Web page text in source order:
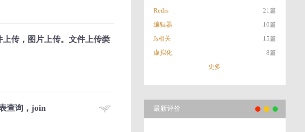
上传，图片上传。文件上传类
查询，join
Redis
21篇
编辑器
10篇
Js相关
15篇
虚拟化
8篇
更多
最新评价